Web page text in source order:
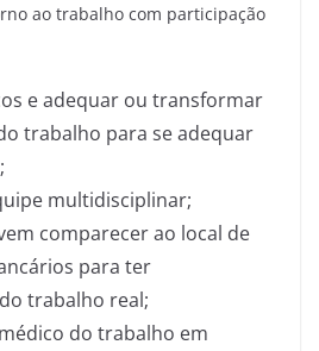
ao trabalho com participação
e adequar ou transformar
trabalho para se adequar
multidisciplinar;
comparecer ao local de
para ter
trabalho real;
do trabalho em